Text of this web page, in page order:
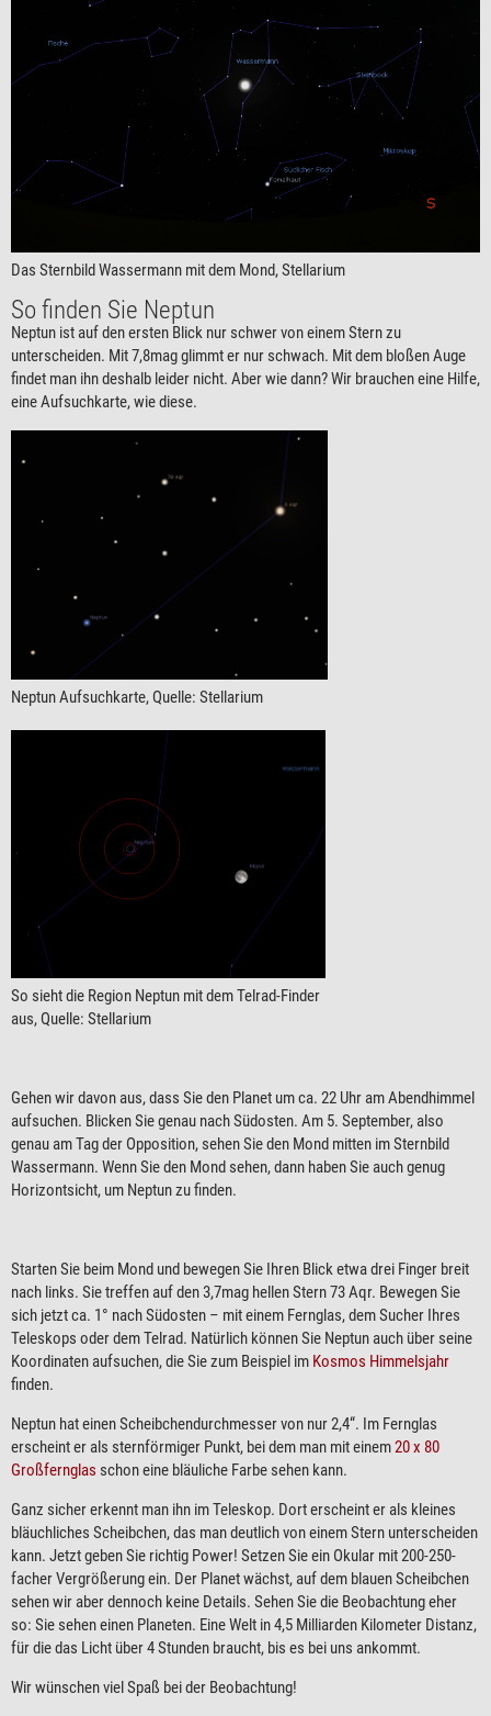
Das Sternbild Wassermann mit dem Mond, Stellarium
So finden Sie Neptun
Neptun ist auf den ersten Blick nur schwer von einem Stern zu
unterscheiden. Mit 7,8mag glimmt er nur schwach. Mit dem bloßen Auge
findet man ihn deshalb leider nicht. Aber wie dann? Wir brauchen eine Hilfe,
eine Aufsuchkarte, wie diese.
Neptun Aufsuchkarte, Quelle: Stellarium
So sieht die Region Neptun mit dem Telrad-Finder
aus, Quelle: Stellarium
Gehen wir davon aus, dass Sie den Planet um ca. 22 Uhr am Abendhimmel
aufsuchen. Blicken Sie genau nach Südosten. Am 5. September, also
genau am Tag der Opposition, sehen Sie den Mond mitten im Sternbild
Wassermann. Wenn Sie den Mond sehen, dann haben Sie auch genug
Horizontsicht, um Neptun zu finden.
Starten Sie beim Mond und bewegen Sie Ihren Blick etwa drei Finger breit
nach links. Sie treffen auf den 3,7mag hellen Stern 73 Aqr. Bewegen Sie
sich jetzt ca. 1° nach Südosten – mit einem Fernglas, dem Sucher Ihres
Teleskops oder dem Telrad. Natürlich können Sie Neptun auch über seine
Koordinaten aufsuchen, die Sie zum Beispiel im Kosmos Himmelsjahr
finden.
Neptun hat einen Scheibchendurchmesser von nur 2,4“. Im Fernglas
erscheint er als sternförmiger Punkt, bei dem man mit einem20 x 80
Großfernglas schon eine bläuliche Farbe sehen kann.
Ganz sicher erkennt man ihn im Teleskop. Dort erscheint er als kleines
bläuchliches Scheibchen, das man deutlich von einem Stern unterscheiden
kann. Jetzt geben Sie richtig Power! Setzen Sie ein Okular mit 200-250-
facher Vergrößerung ein. Der Planet wächst, auf dem blauen Scheibchen
sehen wir aber dennoch keine Details. Sehen Sie die Beobachtung eher
so: Sie sehen einen Planeten. Eine Welt in 4,5 Milliarden Kilometer Distanz,
für die das Licht über 4 Stunden braucht, bis es bei uns ankommt.
Wir wünschen viel Spaß bei der Beobachtung!